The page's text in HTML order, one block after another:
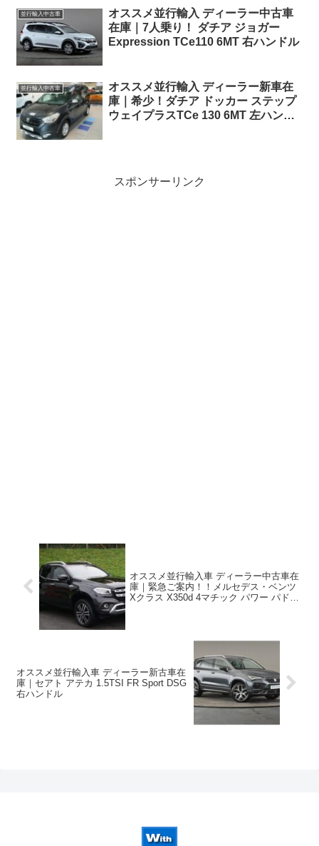
並行輸入中古車
オススメ並行輸入 ディーラー中古車
在庫｜7人乗り！ ダチア ジョガー
Expression TCe110 6MT 右ハンドル
並行輸入中古車
オススメ並行輸入 ディーラー新車在
庫｜希少！ダチア ドッカー ステップ
ウェイプラスTCe 130 6MT 左ハンド
スポンサーリンク
オススメ並行輸入車 ディーラー中古車在
庫｜緊急ご案内！！メルセデス・ベンツ
Xクラス X350d 4マチック パワー パドル
オススメ並行輸入車 ディーラー新古車在
庫｜セアト アテカ 1.5TSI FR Sport DSG
右ハンドル